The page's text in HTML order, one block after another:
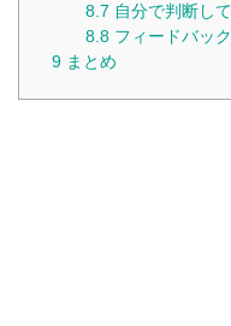
8.7 自分で判断し
8.8 フィードバッ
9 まとめ